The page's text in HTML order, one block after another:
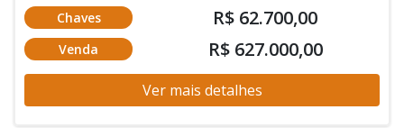
Chaves R$ 62.700,00
Venda R$ 627.000,00
Ver mais detalhes